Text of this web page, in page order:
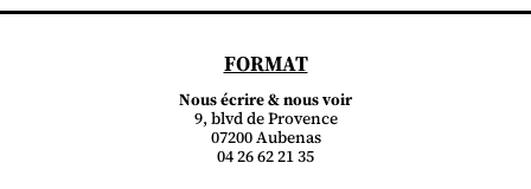
FORMAT
Nous écrire & nous voir
9, blvd de Provence
07200 Aubenas
04 26 62 21 35